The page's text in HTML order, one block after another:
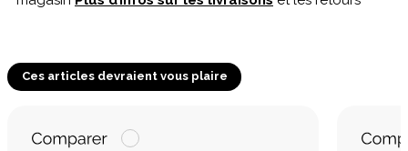
Ces articles devraient vous plaire